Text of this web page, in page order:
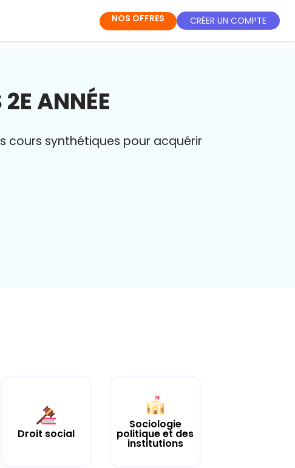
NOS OFFRES CRÉER UN COMPTE
ANNÉE
cours synthétiques pour acquérir
Droit social
Sociologie
politique et des
institutions